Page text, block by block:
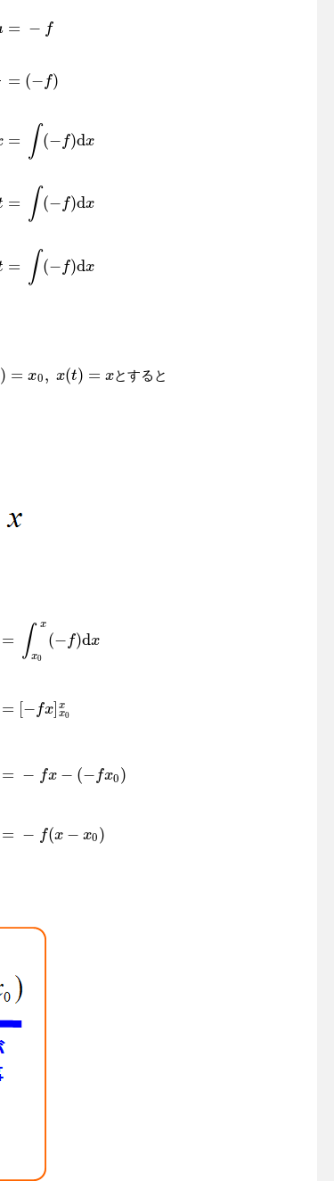
=
=
=
=
=
− f
(− f)
∫ (− f)dx
∫ (− f)dx
∫ (− f)dx
x= ( ) d
) = x0 , x(t) = x
x とすると
=
=
=
=
∫ x
x0
(− f)dx
− fx x
x0
− fx − (− fx0)
− f(x − x0)